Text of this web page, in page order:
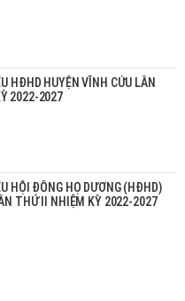
HĐHD HUYỆN VĨNH CỬU LẦN
2022-2027
HỘI ĐỒNG HỌ DƯƠNG (HĐHD)
THỨ II NHIỆM KỲ 2022-2027